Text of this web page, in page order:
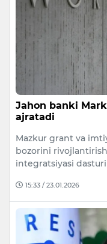
Jahon banki
ajratadi
Mazkur grant va
bozorini
integratsiyasi
15:33 / 23.01.2026